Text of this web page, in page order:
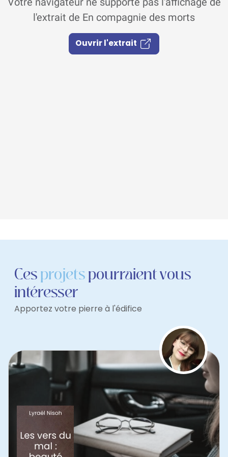
l'extrait de En compagnie des morts
Ouvrir l'extrait
Cesprojetspourraient vous
intéresser
Apportez votre pierre à l'édifice